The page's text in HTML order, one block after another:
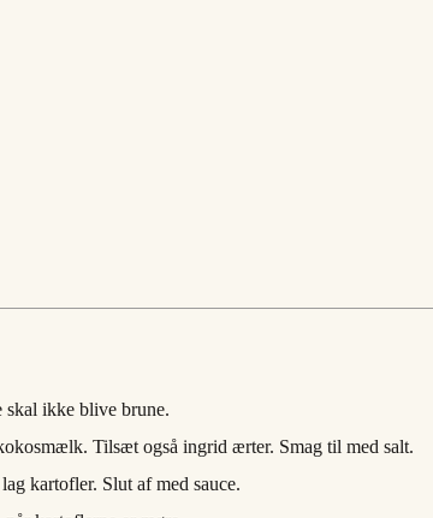
skal ikke blive brune.
Tilsæt også ingrid ærter. Smag til med salt.
kartofler. Slut af med sauce.